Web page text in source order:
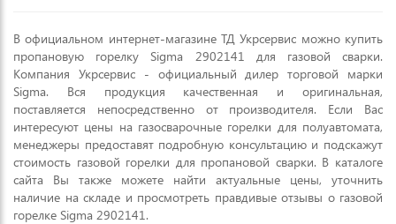
В официальном интернет-магазине ТД Укрсервис можно купить
пропановую горелку Sigma 2902141 для газовой сварки.
Компания Укрсервис - официальный дилер торговой марки
Sigma. Вся продукция качественная и оригинальная,
поставляется непосредственно от производителя. Если Вас
интересуют цены на газосварочные горелки для полуавтомата,
менеджеры предоставят подробную консультацию и подскажут
стоимость газовой горелки для пропановой сварки. В каталоге
сайта Вы также можете найти актуальные цены, уточнить
наличие на складе и просмотреть правдивые отзывы о газовой
горелке Sigma 2902141.